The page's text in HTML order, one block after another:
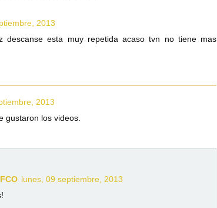
2013
descanse esta muy repetida acaso tvn no tiene mas
2013
gustaron los videos.
lunes, 09 septiembre, 2013